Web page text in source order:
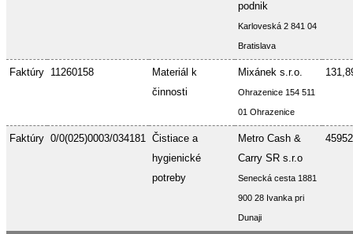
podnik
Karloveská 2 841 04
Bratislava
Faktúry 11260158
Materiál k
činnosti
Mixánek s.r.o.
Ohrazenice 154 511
01 Ohrazenice
Faktúry 0/0(025)0003/034181 Čistiace a
hygienické
potreby
Metro Cash &
Carry SR s.r.o
Senecká cesta 1881
900 28 Ivanka pri
Dunaji